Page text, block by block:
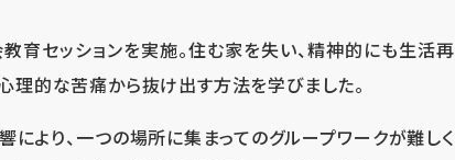
セッションを実施。住む家を失い、精神的にも生活再
的な苦痛から抜け出す方法を学びました。
より、一つの場所に集まってのグループワークが難しく